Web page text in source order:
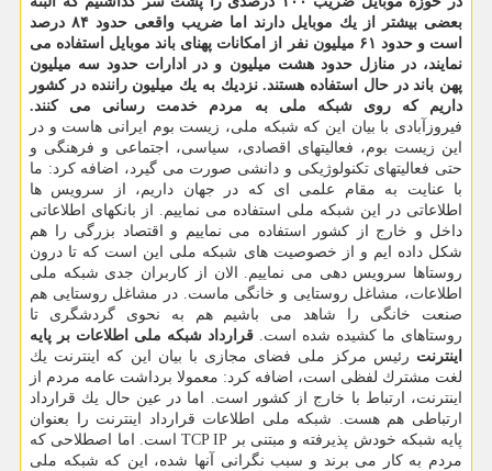
بعضی بیشتر از یك موبایل دارند اما ضریب واقعی حدود ۸۴ درصد
است و حدود ۶۱ میلیون نفر از امكانات پهنای باند موبایل استفاده می
نمایند، در منازل حدود هشت میلیون و در ادارات حدود سه میلیون
پهن باند در حال استفاده هستند. نزدیك به یك میلیون راننده در كشور
داریم كه روی شبكه ملی به مردم خدمت رسانی می كنند.
فیروزآبادی با بیان این كه شبكه ملی، زیست بوم ایرانی هاست و در
این زیست بوم، فعالیتهای اقصادی، سیاسی، اجتماعی و فرهنگی و
حتی فعالیتهای تكنولوژیكی و دانشی صورت می گیرد، اضافه كرد: ما
با عنایت به مقام علمی ای كه در جهان داریم، از سرویس ها
اطلاعاتی در این شبكه ملی استفاده می نماییم. از بانكهای اطلاعاتی
داخل و خارج از كشور استفاده می نماییم و اقتصاد بزرگی را هم
شكل داده ایم و از خصوصیت های شبكه ملی این است كه تا درون
روستاها سرویس دهی می نماییم. الان از كاربران جدی شبكه ملی
اطلاعات، مشاغل روستایی و خانگی ماست. در مشاغل روستایی هم
صنعت خانگی را شاهد می باشیم هم به نحوی گردشگری تا
روستاهای ما كشیده شده است. قرارداد شبكه ملی اطلاعات بر پایه
اینترنت رئیس مركز ملی فضای مجازی با بیان این كه اینترنت یك
لغت مشترك لفظی است، اضافه كرد: معمولا برداشت عامه مردم از
اینترنت، ارتباط با خارج از كشور است. اما در عین حال یك قرارداد
ارتباطی هم هست. شبكه ملی اطلاعات قرارداد اینترنت را بعنوان
پایه شبكه خودش پذیرفته و مبتنی بر TCP IP است. اما اصطلاحی كه
مردم به كار می برند و سبب نگرانی آنها شده، این كه شبكه ملی